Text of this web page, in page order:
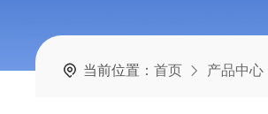
当前位置：首页 产品中心